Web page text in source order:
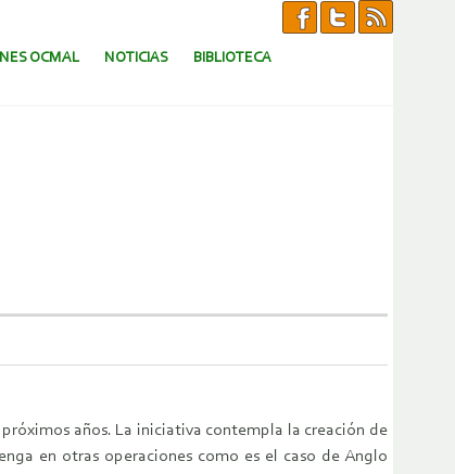
OCMAL NOTICIAS BIBLIOTECA
años. La iniciativa contempla la creación de
en otras operaciones como es el caso de Anglo